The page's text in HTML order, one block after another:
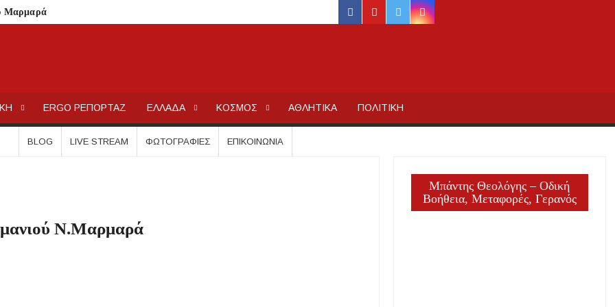
Μαρμαρά
του LEADER
και πρόστιμα μετά τους ελέγχους
Δικαίωση της διεκδίκησης του Δήμου Πολυγύρου
facebook
youtubetwitterinstagram
ERGO ΡΕΠΟΡΤΑΖ ΕΛΛΑΔΑ ΚΟΣΜΟΣ ΑΘΛΗΤΙΚΑ ΠΟΛΙΤΙΚΗ
BLOG LIVE STREAM ΦΩΤΟΓΡΑΦΊΕΣ ΕΠΙΚΟΙΝΩΝΊΑ
Ν.Μαρμαρά
Μπάντης Θεολόγης – Οδική
Βοήθεια, Μεταφορές, Γερανός